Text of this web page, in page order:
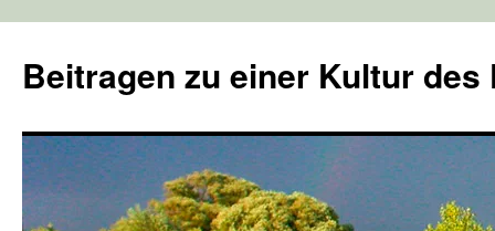
springen
Beitragen zu einer Kultur des